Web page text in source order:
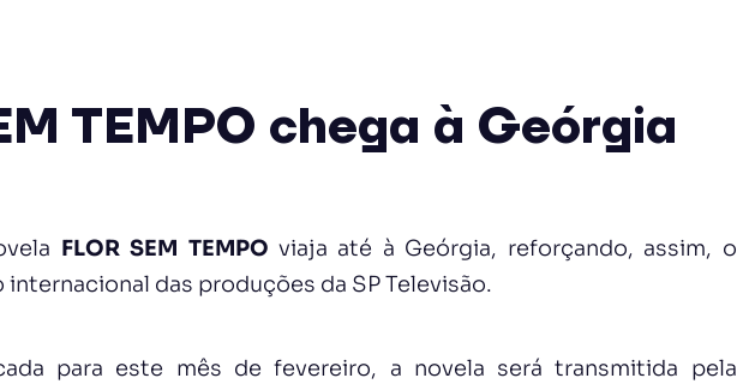
TEMPO chega à Geórgia
FLOR SEM TEMPOviaja até à Geórgia, reforçando, assim, o
das produções da SP Televisão.
para este mês de fevereiro, a novela será transmitida pela